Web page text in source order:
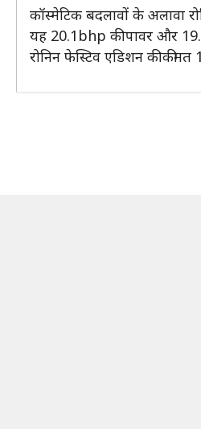
कॉस्मेटिक बदलावों के अलावा
यह 20.1bhp की पावर और
रोनिन फेस्टिव एडिशन की